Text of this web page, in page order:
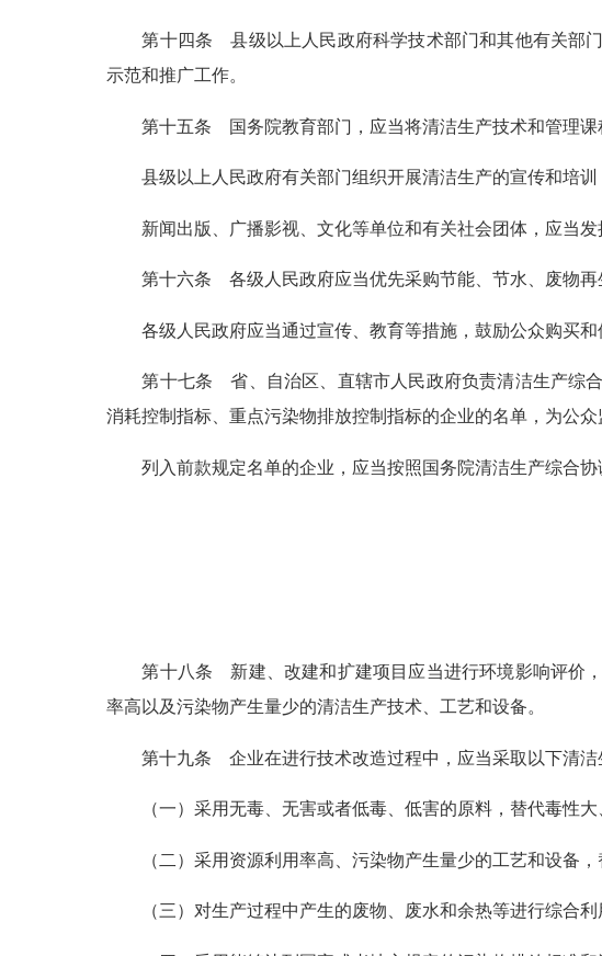
第十四条 县级以上人民政府科学技术部门和其他有关部
示范和推广工作。
第十五条 国务院教育部门，应当将清洁生产技术和管理课
县级以上人民政府有关部门组织开展清洁生产的宣传和培
新闻出版、广播影视、文化等单位和有关社会团体，应当发
第十六条 各级人民政府应当优先采购节能、节水、废物再
各级人民政府应当通过宣传、教育等措施，鼓励公众购买
第十七条 省、自治区、直辖市人民政府负责清洁生产综
消耗控制指标、重点污染物排放控制指标的企业的名单，为公众
列入前款规定名单的企业，应当按照国务院清洁生产综合
第十八条 新建、改建和扩建项目应当进行环境影响评价
率高以及污染物产生量少的清洁生产技术、工艺和设备。
第十九条 企业在进行技术改造过程中，应当采取以下清洁
（一）采用无毒、无害或者低毒、低害的原料，替代毒性大
（二）采用资源利用率高、污染物产生量少的工艺和设备
（三）对生产过程中产生的废物、废水和余热等进行综合利